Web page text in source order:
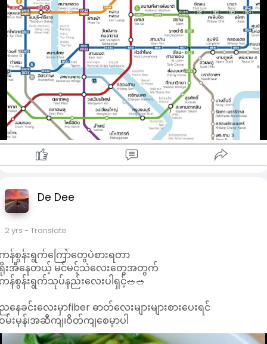
မျှ အမျှ အမျှ ၊
မျှ အမျှ အမျှ ၊
မျှ အမျှ အမျှ ၊
တော်မူကြပါကုန်လော့ 🙏🙏🙏
တော်ကောင်း သူတော်မြတ် အပေါင်းတို့၏ ပြု ပြုသမျှ ကောင်းမူ
သိုလ် အစုစုတို့အားလည်း ကျွန်ုပ်မှ ဝမ်းမြောက်ဝမ်းသာ သာဓု
နုမောဒနာ ခေါ်ဆိုပါ၏။ ထပ်တူ ထပ်မျှ ရ ရပါလို၏။
ာဓု သာဓု သာဓု ။
ာဓု သာဓု သာဓု ။
ာဓု သာဓု သာဓု ။
။ ထို့ကဲ့သို့ အမျှပေးဝေပြီး နောက်ဆုံး၌
မိအဓိဋ္ဌာန်ကို သစ္စာပြု၍ လိုရာဆုကို
ောင်းရမည်။
အဓိဋ္ဌာန်ကာလအတွင်း တစ်မျိုးတည်းသော
ကိုသာ တောင်းရမည်)
ချိန်မပေးနိုင်သူများ အလုပ်မအားလပ်သူများ
ေတ္တသုတ်ပရိတ်တော်ကို နေ့စဉ်
၉) ခေါက် အဓိဋ္ဌာန်ဖြင့် ပုံမှန် ရွတ်ဖတ်
ဇော်နိုင်ပါက အကျိုးထူးများ
စေနိုင်မည် ဖြစ်ပါတယ်🙏🙏🙏
၆)အစွန်းအထင်းတွေကို ပျောက်စေ
ဝတ်အစားတွေမှာ တစ်ခုခုစွန်းထင်းသွားခဲ့ရင်လည်း ရှလကာရည်
ကူ ညီပေးနိုင်ပါတယ်။စွန်းထင်းသွားတဲ့ အဝတ်အစားတွေကို
လကာရည်ထဲမှာ မိနစ်အနည်းငယ်ကြာ စိမ်ထားပေးလိုက်ပါ။ပြီးရင်
ော့ လျှော်ဖွပ်ပေးလိုက်ပါ။
၇)အဝတ်လျှော်စက်ကို သန့်ရှင်းစေ
ဝတ်လျှော်စက်ကို သန့်ရှင်းတဲ့ အခါမှာလည်း ရှလကာရည်ကို
သုံးပြုနို င်ပါတယ်။အဝတ်လျှော်စက်ကို တစ်လမှာ တစ်ကြိမ်
ောက် ရှလကာရည် နဲ့သန့်ရှင်းပေးလို့ရပါတယ်။အဲ့ဒီလို သန့်ရှင်းပေ
ြင်းအားဖြင့် အဝတ်လျှော်စက်ရဲ့ အတွင်းပိုင်းကိုသန့်ရှင်းပေးနိုင်
ယ်ရှား သန့်စင်ပေးနိုင်ပါတယ်။သန့်ရှင်းပုံကတော့ ရှကာရည် ကိုင်း
က်သေးငါးခွက်နဲ့ရေကိုရောပြီး အဝတ်အစားဘာမှမထည့်ပဲနဲ့ ဒီ
တိုင်း အဝတ်လျှော်စက်ထဲကို ထည့်ပြီး၊စက်ကိုဖွင့်ပေးရမှာဖြစ်ပါ
ယ်။
De Dee
2 yrs - Translate
န်စွန်းရွက်ကြော်တွေပဲစားရတာ
းအီနေတယ့် မင်မင့်သဲလေးတွေအတွက်
န်စွန်းရွက်သုပ်နည်းလေးပါရှင့်🥗🥗
နေခင်းလေးမှာfiber ဓာတ်လေးများများစားပေးရင်
မ်းမှန်၊အဆီကျ၊ဝိတ်ကျစေမှာပါ